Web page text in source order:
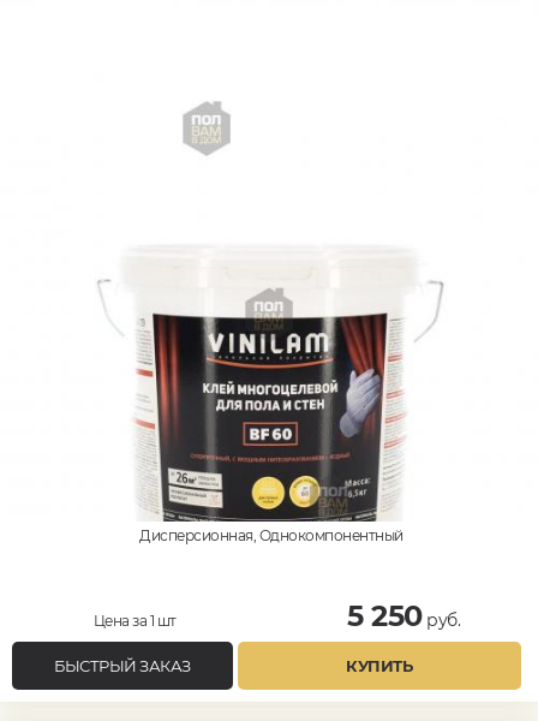
Дисперсионная, Однокомпонентный
Цена за 1 шт 5 250руб.
БЫСТРЫЙ ЗАКАЗ КУПИТЬ